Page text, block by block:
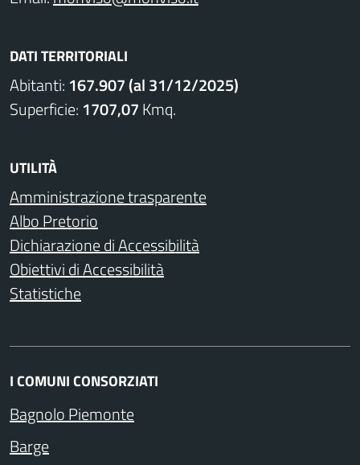
DATI TERRITORIALI
Abitanti: 167.907 (al 31/12/2025)
Superficie: 1707,07Kmq.
UTILITÀ
Amministrazione trasparente
Albo Pretorio
Dichiarazione di Accessibilità
Obiettivi di Accessibilità
Statistiche
I COMUNI CONSORZIATI
Bagnolo Piemonte
Barge